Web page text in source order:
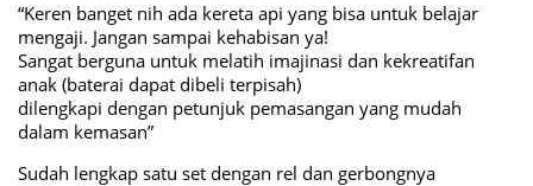
“Keren banget nih ada kereta api yang bisa untuk belajar
mengaji. Jangan sampai kehabisan ya!
Sangat berguna untuk melatih imajinasi dan kekreatifan
anak (baterai dapat dibeli terpisah)
dilengkapi dengan petunjuk pemasangan yang mudah
dalam kemasan”
Sudah lengkap satu set dengan rel dan gerbongnya